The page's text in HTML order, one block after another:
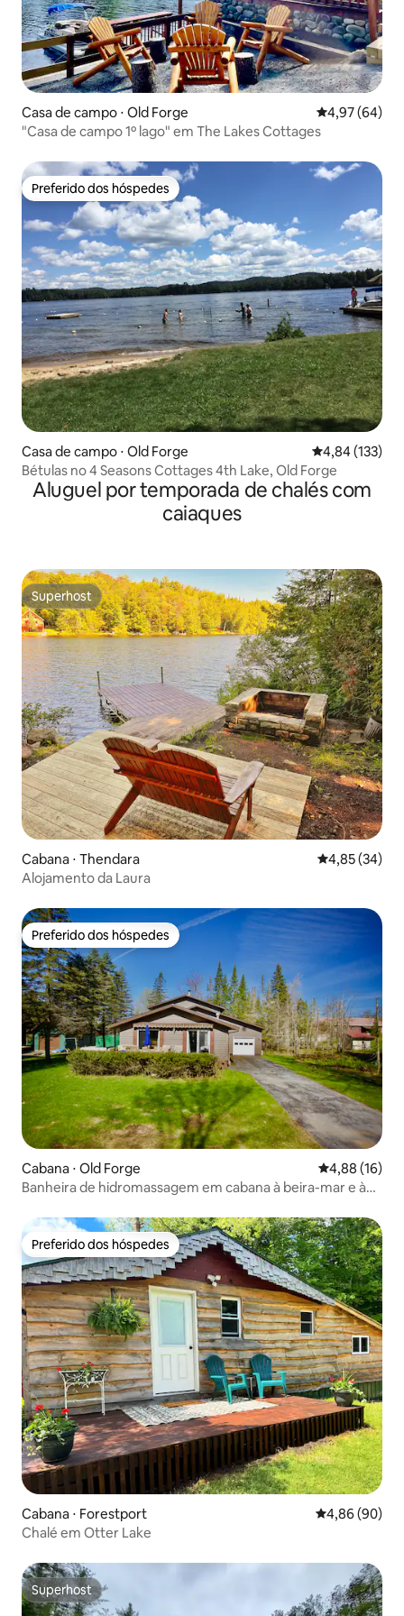
Casa de campo ⋅ Old Forge 4,97 de uma
4,97 (64)
"Casa de campo 1º lago" em The Lakes Cottages
Preferido dos hóspedes
Preferido dos hóspedes
Casa de campo ⋅ Old Forge 4,84 de uma
4,84 (133)
Bétulas no 4 Seasons Cottages 4th Lake, Old Forge
Aluguel por temporada de chalés com
caiaques
Superhost
Superhost
Cabana ⋅ Thendara 4,85 de uma
4,85 (34)
Alojamento da Laura
Preferido dos hóspedes
Preferido dos hóspedes
Cabana ⋅ Old Forge 4,88 de uma
4,88 (16)
Banheira de hidromassagem em cabana à beira-mar e à
Preferido dos hóspedes
Preferido dos hóspedes
Cabana ⋅ Forestport 4,86 de uma
4,86 (90)
Chalé em Otter Lake
Superhost
Superhost